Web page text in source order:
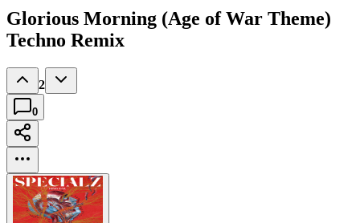
Glorious Morning (Age of War Theme)
Techno Remix
2
0